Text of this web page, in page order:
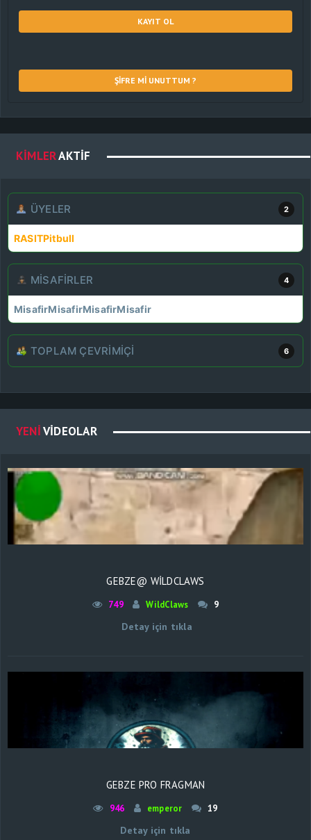
KAYIT OL
ŞIFRE MI UNUTTUM ?
KIMLERAKTIF
ÜYELER 2
RASITPitbull
MISAFIRLER 4
MisafirMisafirMisafirMisafir
TOPLAM ÇEVRIMIÇI 6
YENIVIDEOLAR
GEBZE@ WILDCLAWS
749 WildClaws 9
Detay için tıkla
GEBZE PRO FRAGMAN
946 emperor 19
Detay için tıkla